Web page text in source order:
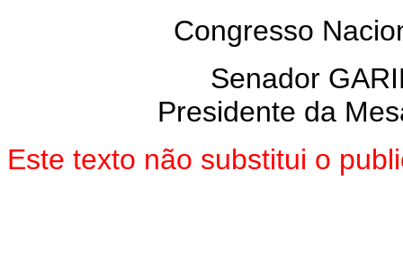
Congresso
Senador
Presidente da
Este texto não substitui o